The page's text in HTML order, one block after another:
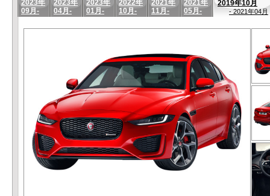
2023年
09月-
2023年
04月-
2023年
01月-
2022年
10月-
2021年
11月-
2021年
05月-
2019年10月
- 2021年04月